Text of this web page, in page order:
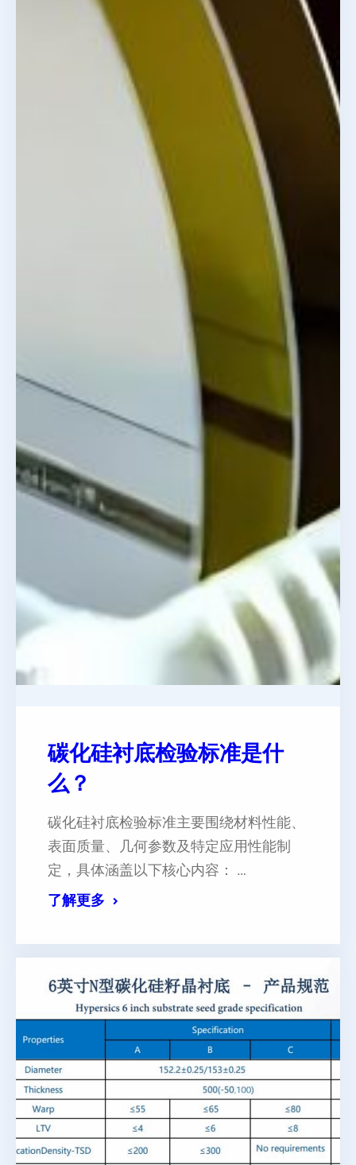
碳化硅衬底检验标准是什
么？
碳化硅衬底检验标准主要围绕材料性能、
表面质量、几何参数及特定应用性能制
定，具体涵盖以下核心内容： …
了解更多